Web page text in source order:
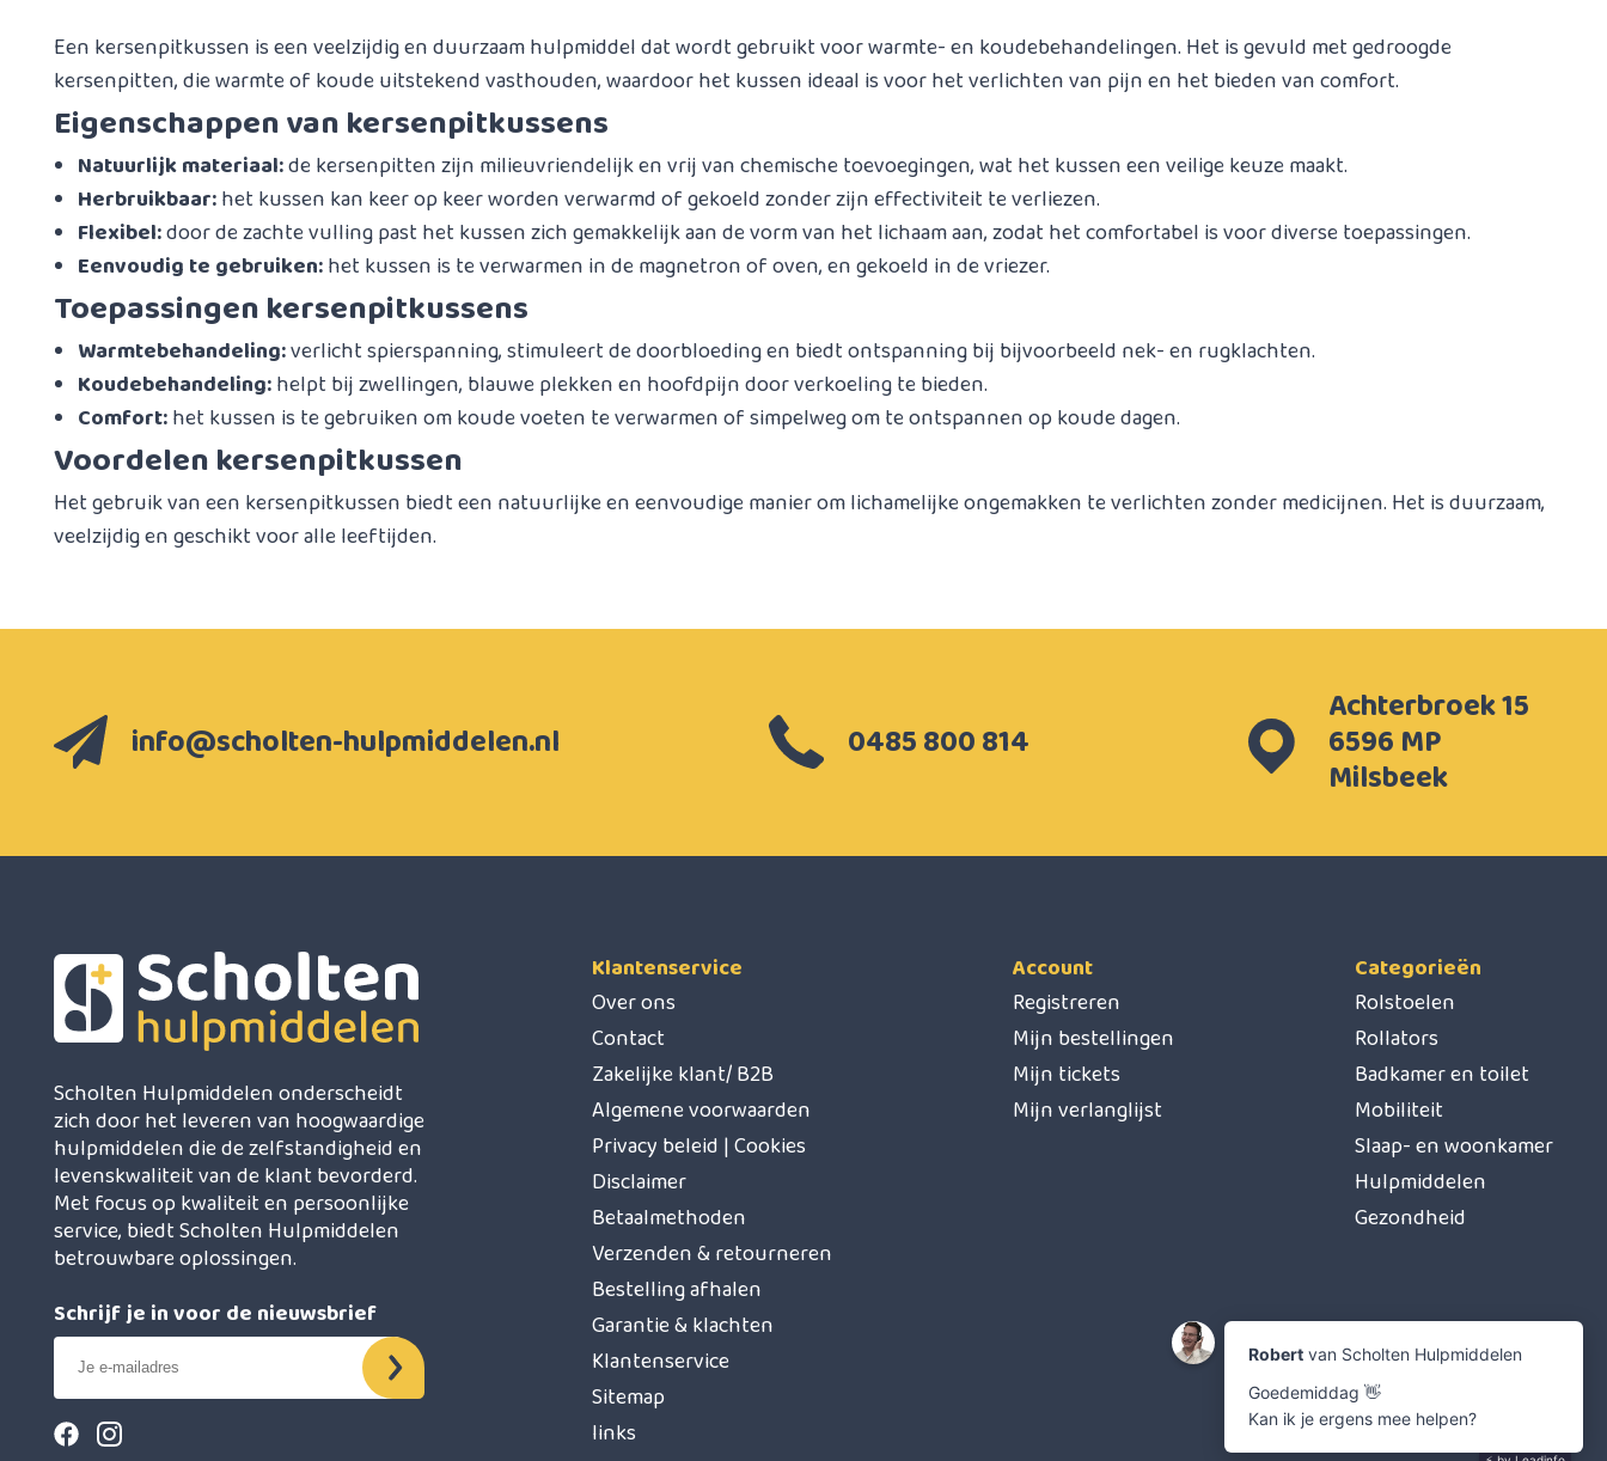
Een kersenpitkussen is een veelzijdig en duurzaam hulpmiddel dat wordt gebruikt voor warmte- en koudebehandelingen. Het is gevuld met gedroogde
kersenpitten, die warmte of koude uitstekend vasthouden, waardoor het kussen ideaal is voor het verlichten van pijn en het bieden van comfort.
Eigenschappen van kersenpitkussens
Natuurlijk materiaal:de kersenpitten zijn milieuvriendelijk en vrij van chemische toevoegingen, wat het kussen een veilige keuze maakt.
Herbruikbaar:het kussen kan keer op keer worden verwarmd of gekoeld zonder zijn effectiviteit te verliezen.
Flexibel:door de zachte vulling past het kussen zich gemakkelijk aan de vorm van het lichaam aan, zodat het comfortabel is voor diverse toepassingen.
Eenvoudig te gebruiken:het kussen is te verwarmen in de magnetron of oven, en gekoeld in de vriezer.
Toepassingen kersenpitkussens
Warmtebehandeling:verlicht spierspanning, stimuleert de doorbloeding en biedt ontspanning bij bijvoorbeeld nek- en rugklachten.
Koudebehandeling:helpt bij zwellingen, blauwe plekken en hoofdpijn door verkoeling te bieden.
Comfort:het kussen is te gebruiken om koude voeten te verwarmen of simpelweg om te ontspannen op koude dagen.
Voordelen kersenpitkussen
Het gebruik van een kersenpitkussen biedt een natuurlijke en eenvoudige manier om lichamelijke ongemakken te verlichten zonder medicijnen. Het is duurzaam,
veelzijdig en geschikt voor alle leeftijden.
info@scholten-hulpmiddelen.nl 0485 800 814
Achterbroek 15
6596 MP
Milsbeek
Scholten Hulpmiddelen onderscheidt
zich door het leveren van hoogwaardige
hulpmiddelen die de zelfstandigheid en
levenskwaliteit van de klant bevorderd.
Met focus op kwaliteit en persoonlijke
service, biedt Scholten Hulpmiddelen
betrouwbare oplossingen.
Schrijf je in voor de nieuwsbrief
Klantenservice
Over ons
Contact
Zakelijke klant/ B2B
Algemene voorwaarden
Privacy beleid | Cookies
Disclaimer
Betaalmethoden
Verzenden & retourneren
Bestelling afhalen
Garantie & klachten
Klantenservice
Sitemap
links
Account
Registreren
Mijn bestellingen
Mijn tickets
Mijn verlanglijst
Categorieën
Rolstoelen
Rollators
Badkamer en toilet
Mobiliteit
Slaap- en woonkamer
Hulpmiddelen
Gezondheid